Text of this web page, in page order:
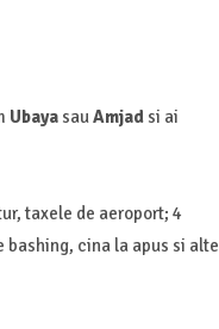
UbayasauAmjadsi ai
taxele de aeroport; 4
cina la apus si alte